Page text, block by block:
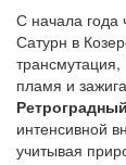
С начала года
Сатурн в
трансмутация,
пламя и
интенсивной
учитывая